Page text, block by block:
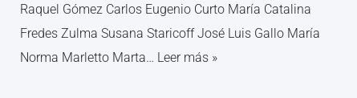
Raquel Gómez Carlos Eugenio Curto María Catalina
Fredes Zulma Susana Staricoff José Luis Gallo María
Norma Marletto Marta… Leer más »